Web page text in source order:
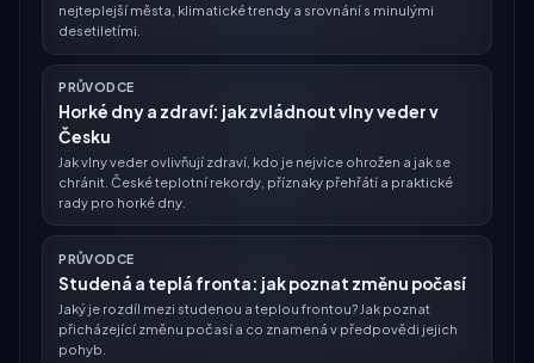
nejteplejší města, klimatické trendy a srovnání s minulými
desetiletími.
PRŮVODCE
Horké dny a zdraví: jak zvládnout vlny veder v
Česku
Jak vlny veder ovlivňují zdraví, kdo je nejvíce ohrožen a jak se
chránit. České teplotní rekordy, příznaky přehřátí a praktické
rady pro horké dny.
PRŮVODCE
Studená a teplá fronta: jak poznat změnu počasí
Jaký je rozdíl mezi studenou a teplou frontou? Jak poznat
přicházející změnu počasí a co znamená v předpovědi jejich
pohyb.